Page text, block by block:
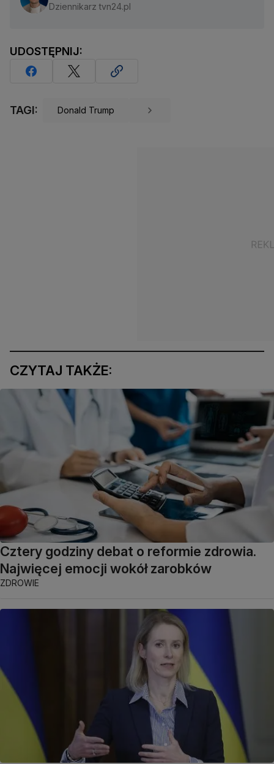
Dziennikarz tvn24.pl
UDOSTĘPNIJ:
TAGI: Donald Trump
CZYTAJ TAKŻE:
Cztery godziny debat o reformie zdrowia.
Najwięcej emocji wokół zarobków
ZDROWIE